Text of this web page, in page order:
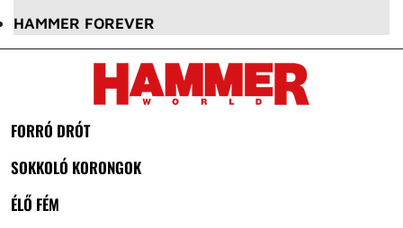
HAMMER FOREVER
FORRÓ DRÓT
SOKKOLÓ KORONGOK
ÉLŐ FÉM